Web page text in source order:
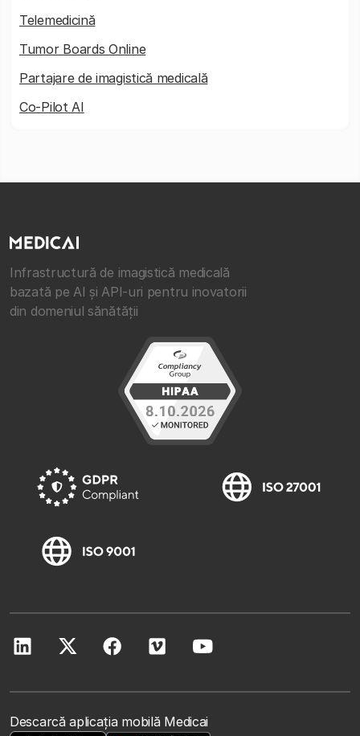
Telemedicină
Tumor Boards Online
Partajare de imagistică medicală
Co-Pilot AI
Infrastructură de imagistică medicală
bazată pe AI și API-uri pentru inovatorii
din domeniul sănătății
Descarcă aplicația mobilă Medicai